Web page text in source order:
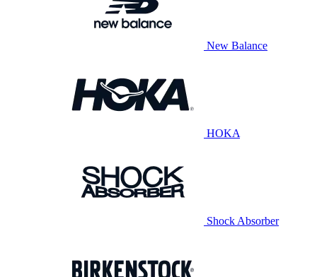
New Balance
HOKA
Shock Absorber